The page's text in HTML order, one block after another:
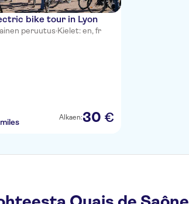
bike tour in Lyon
peruutus·Kielet: en, fr
Alkaen:30 €